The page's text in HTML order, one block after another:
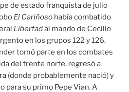
de estado franquista de julio
El Cariñoso había combatido
Libertadal mando de Cecilio
en los grupos 122 y 126.
tomó parte en los combates
del frente norte, regresó a
(donde probablemente nació) y
para su primo Pepe Vian. A